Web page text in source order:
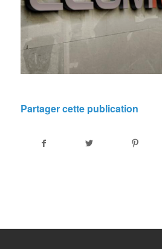
Partager cette publication